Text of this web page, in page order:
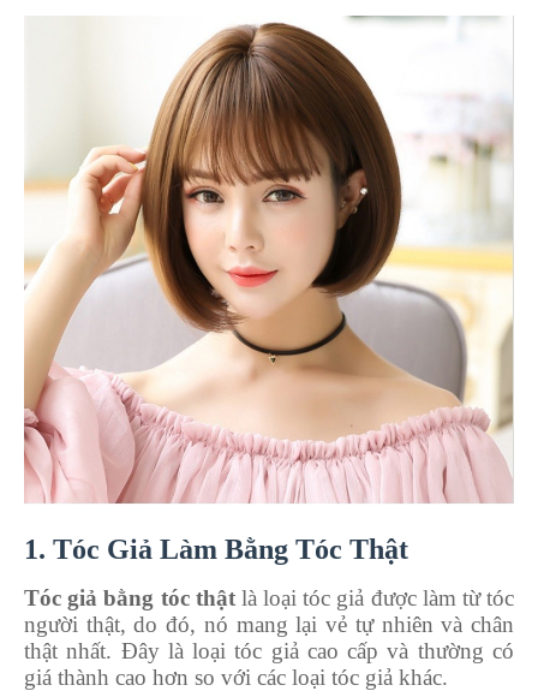
1. Tóc Giả Làm Bằng Tóc Thật
Tóc giả bằng tóc thậtlà loại tóc giả được làm từ tóc
người thật, do đó, nó mang lại vẻ tự nhiên và chân
thật nhất. Đây là loại tóc giả cao cấp và thường có
giá thành cao hơn so với các loại tóc giả khác.